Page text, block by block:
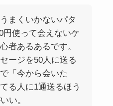
まくいかないパタ
円使って会えないケ
者あるあるです。
ージを50人に送る
「今から会いた
る人に1通送るほう
い。